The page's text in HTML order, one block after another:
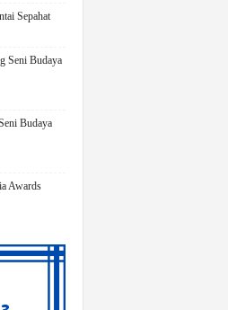
Sepahat
Seni Budaya
Budaya
Awards